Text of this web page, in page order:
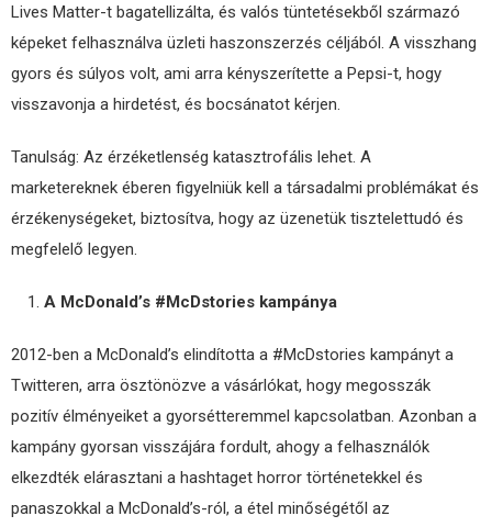
Lives Matter-t bagatellizálta, és valós tüntetésekből származó
képeket felhasználva üzleti haszonszerzés céljából. A visszhang
gyors és súlyos volt, ami arra kényszerítette a Pepsi-t, hogy
visszavonja a hirdetést, és bocsánatot kérjen.
Tanulság: Az érzéketlenség katasztrofális lehet. A
marketereknek éberen figyelniük kell a társadalmi problémákat és
érzékenységeket, biztosítva, hogy az üzenetük tisztelettudó és
megfelelő legyen.
A McDonald’s #McDstories kampánya
2012-ben a McDonald’s elindította a #McDstories kampányt a
Twitteren, arra ösztönözve a vásárlókat, hogy megosszák
pozitív élményeiket a gyorsétteremmel kapcsolatban. Azonban a
kampány gyorsan visszájára fordult, ahogy a felhasználók
elkezdték elárasztani a hashtaget horror történetekkel és
panaszokkal a McDonald’s-ról, a étel minőségétől az